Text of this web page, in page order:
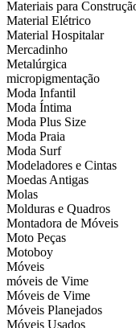
Materiais para
Material Elétrico
Material Hospitalar
Mercadinho
Metalúrgica
micropigmentação
Moda Infantil
Moda Íntima
Moda Plus Size
Moda Praia
Moda Surf
Modeladores e Cintas
Moedas Antigas
Molas
Molduras e Quadros
Montadora de Móveis
Moto Peças
Motoboy
Móveis
móveis de Vime
Móveis de Vime
Móveis Planejados
Móveis Usados